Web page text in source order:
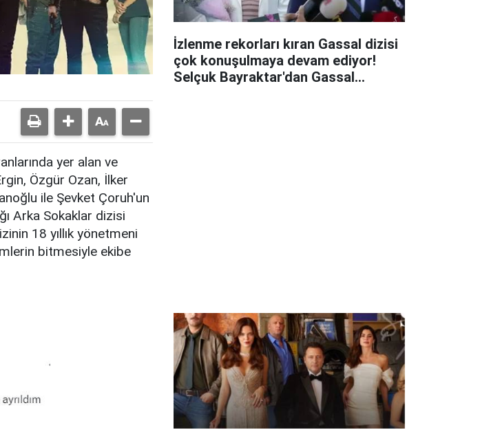
yer alan ve
Özgür Ozan, İlker
ile Şevket Çoruh'un
Arka Sokaklar dizisi
18 yıllık yönetmeni
bitmesiyle ekibe
İzlenme rekorları kıran Gassal dizisi
çok konuşulmaya devam ediyor!
Selçuk Bayraktar'dan Gassal